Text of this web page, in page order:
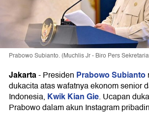
Prabowo Subianto. (Muchlis Jr - Biro Pers
Jakarta-Presiden Prabowo Subianto
dukacita atas wafatnya ekonom senior
Indonesia, Kwik Kian Gie. Ucapan
Prabowo dalam akun Instagram